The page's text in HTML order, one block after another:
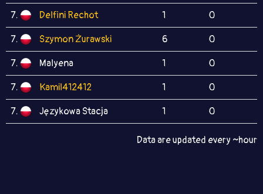
7. Delfini Rechot 1 0
7. Szymon Żurawski 6 0
7. Malyena 1 0
7. Kamil412412 1 0
7. Językowa Stacja 1 0
Data are updated every ~hour